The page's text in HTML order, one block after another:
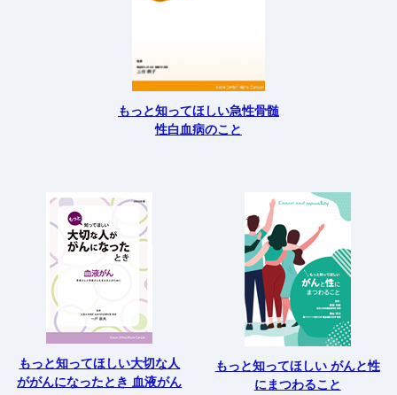
もっと知ってほしい急性骨髄
性白血病のこと
もっと知ってほしい大切な人
ががんになったとき 血液がん
もっと知ってほしい がんと性
にまつわること